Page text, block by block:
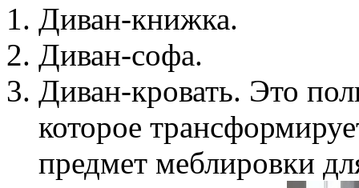
Диван-книжка.
Диван-софа.
Диван-кровать. Это
которое
предмет меблировки